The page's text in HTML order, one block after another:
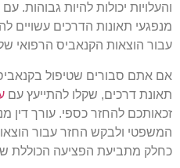
יכולות להיות גבוהות.
תאונות הדרכים עשויים
הוצאות הקנאביס הרפואי
אתם סבורים שטיפול בקנאביס
דרכים, שקלו להתייעץ עם
להחזר כספי. עורך דין
ולבקש החזר עבור
מתביעת הפציעה הכוללת